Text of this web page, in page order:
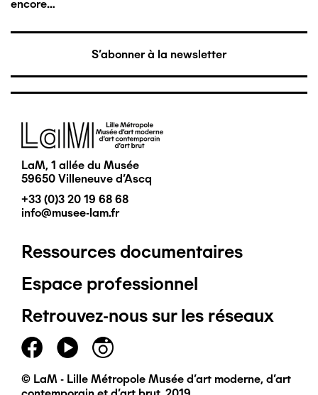
encore…
S'abonner à la newsletter
Image
LaM, 1 allée du Musée
59650 Villeneuve d'Ascq
+33 (0)3 20 19 68 68
info@musee-lam.fr
Pied
de
page
principal
Ressources documentaires
Espace professionnel
Retrouvez-nous sur les réseaux
© LaM - Lille Métropole Musée d'art moderne, d'art